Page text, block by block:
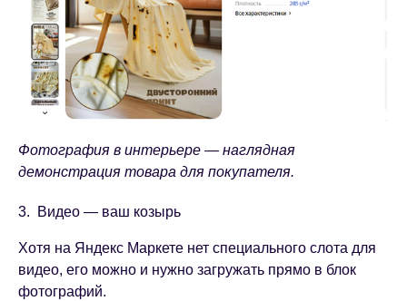
Фотография в интерьере — наглядная
демонстрация товара для покупателя.
3. Видео — ваш козырь
Хотя на Яндекс Маркете нет специального слота для
видео, его можно и нужно загружать прямо в блок
фотографий.